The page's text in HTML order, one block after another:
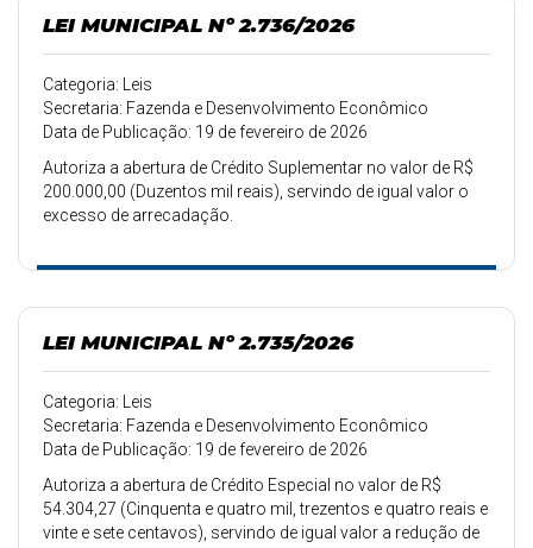
LEI MUNICIPAL Nº 2.736/2026
Categoria: Leis
Secretaria: Fazenda e Desenvolvimento Econômico
Data de Publicação: 19 de fevereiro de 2026
Autoriza a abertura de Crédito Suplementar no valor de R$
200.000,00 (Duzentos mil reais), servindo de igual valor o
excesso de arrecadação.
LEI MUNICIPAL Nº 2.735/2026
Categoria: Leis
Secretaria: Fazenda e Desenvolvimento Econômico
Data de Publicação: 19 de fevereiro de 2026
Autoriza a abertura de Crédito Especial no valor de R$
54.304,27 (Cinquenta e quatro mil, trezentos e quatro reais e
vinte e sete centavos), servindo de igual valor a redução de